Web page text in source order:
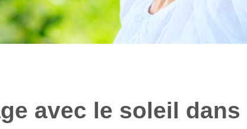
avec le soleil